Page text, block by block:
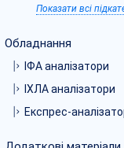
Показати всі
Обладнання
ІФА аналізатори
ІХЛА аналізатори
Експрес-